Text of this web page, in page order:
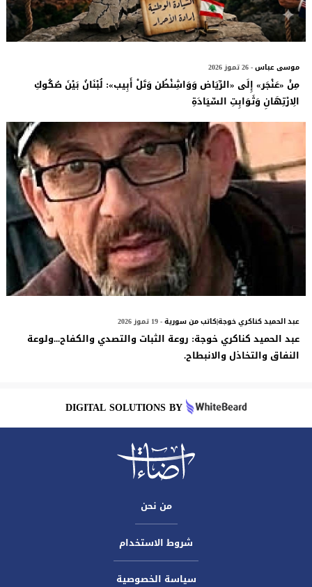
موسى عباس- 26 تموز 2026
مِنْ «عَنْجَر» إِلَى «الرِّيَاض وَوَاشِنْطُن وَتَلْ أَبِيب»: لُبْنَانُ بَيْنَ صُكُوكِ
الِارْتِهَانِ وَثَوَابِتِ السِّيَادَةِ
عبد الحميد كناكري خوجة|كاتب من سورية- 19 تموز 2026
عبد الحميد كناكري خوجة: روعة الثبات والتصدي والكفاح...ولوعة
النفاق والتخاذل والانبطاح.
DIGITAL SOLUTIONS BY
من نحن
شروط الاستخدام
سياسة الخصوصية